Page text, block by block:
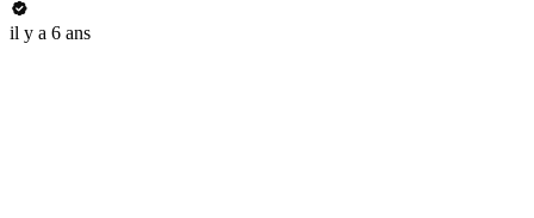
il y a 6 ans